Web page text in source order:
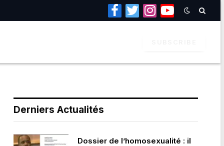
Facebook
TwitterInstagramYouTube
Derniers Actualités
Dossier de l’homosexualité : il